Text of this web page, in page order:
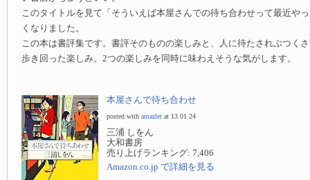
このタイトルを見て「そういえば本屋さんでの待ち合わせって最近や
くなりました。
この本は書評集です。書評そのものの楽しみと、人に待たされぶつく
歩き回った楽しみ。2つの楽しみを同時に味わえそうな気がします。
本屋さんで待ち合わせ
posted with amazlet at 13.01.24
三浦 しをん
大和書房
売り上げランキング: 7,406
Amazon.co.jp で詳細を見る